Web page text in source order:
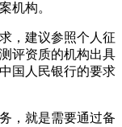
机构。
，建议参照个人征
评资质的机构出具
国人民银行的要求
，就是需要通过备